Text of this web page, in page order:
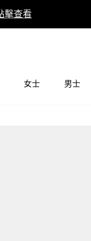
擊查看
女士 男士